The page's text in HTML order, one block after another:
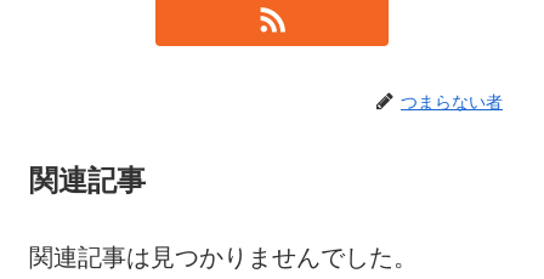
つまらない者
関連記事
関連記事は見つかりませんでした。